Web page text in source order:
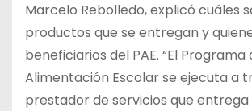
Marcelo Rebolledo, explicó cuáles
productos que se entregan y
beneficiarios del PAE. “El Programa
Alimentación Escolar se ejecuta a
prestador de servicios que entrega